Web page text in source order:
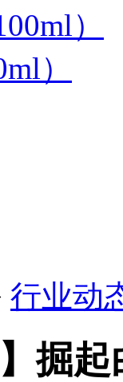
）
）
行业动
】掘